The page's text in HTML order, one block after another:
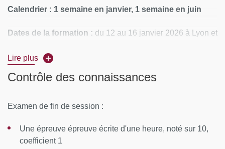
Calendrier : 1 semaine en janvier, 1 semaine en juin
Dates de la formation : du 12 au 16 janvier 2026 à Lyon et
Embryologie normale et pathologique de l'appareil
Lire plus
Contrôle des connaissances
Examen de fin de session :
Une épreuve épreuve écrite d'une heure, noté sur 10,
coefficient 1